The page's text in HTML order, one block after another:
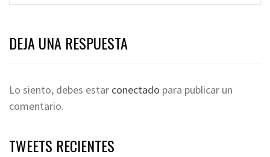
DEJA UNA RESPUESTA
Lo siento, debes estar conectado para publicar un
comentario.
TWEETS RECIENTES